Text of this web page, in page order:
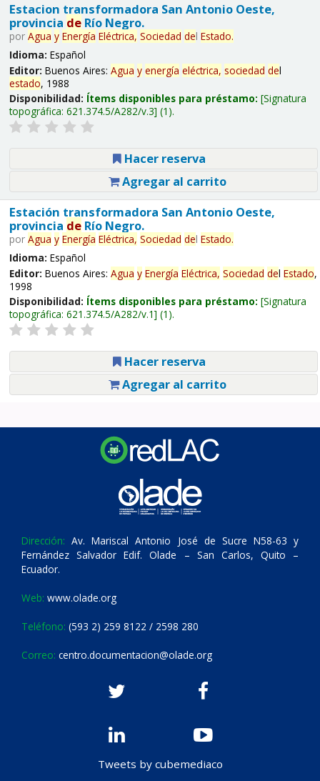
Estacion transformadora San Antonio Oeste,
provincia deRío Negro.
por Agua y Energía Eléctrica, Sociedad del Estado.
Idioma: Español
Editor: Buenos Aires: Agua y energía eléctrica, sociedad del
estado, 1988
Disponibilidad: Ítems disponibles para préstamo: Signatura
topográfica: 621.374.5/A282/v.3 (1).
Hacer reserva
Agregar al carrito
Estación transformadora San Antonio Oeste,
provincia deRío Negro.
por Agua y Energía Eléctrica, Sociedad del Estado.
Idioma: Español
Editor: Buenos Aires: Agua y Energía Eléctrica, Sociedad del Estado,
1998
Disponibilidad: Ítems disponibles para préstamo: Signatura
topográfica: 621.374.5/A282/v.1 (1).
Hacer reserva
Agregar al carrito
Dirección: Av. Mariscal Antonio José de Sucre N58-63 y
Fernández Salvador Edif. Olade – San Carlos, Quito –
Ecuador.
Web: www.olade.org
Teléfono: (593 2) 259 8122 / 2598 280
Correo: centro.documentacion@olade.org
Tweets by cubemediaco